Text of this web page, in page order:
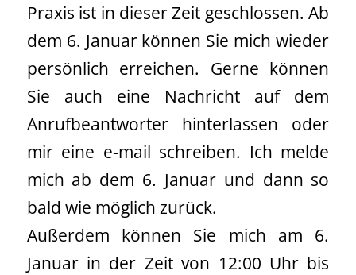
Praxis ist in dieser Zeit geschlossen. Ab
dem 6. Januar können Sie mich wieder
persönlich erreichen. Gerne können
Sie auch eine Nachricht auf dem
Anrufbeantworter hinterlassen oder
mir eine e-mail schreiben. Ich melde
mich ab dem 6. Januar und dann so
bald wie möglich zurück.
Außerdem können Sie mich am 6.
Januar in der Zeit von 12:00 Uhr bis